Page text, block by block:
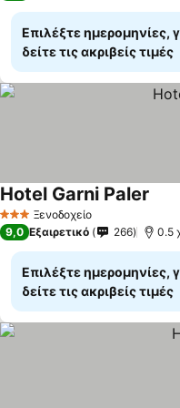
Επιλέξτε ημερομηνίες,
δείτε τις ακριβείς τιμές
3 ΑστέριαΞενοδοχείο
Hotel Garni Paler
9,0 Εξαιρετικό 266 0.5
Επιλέξτε ημερομηνίες,
δείτε τις ακριβείς τιμές